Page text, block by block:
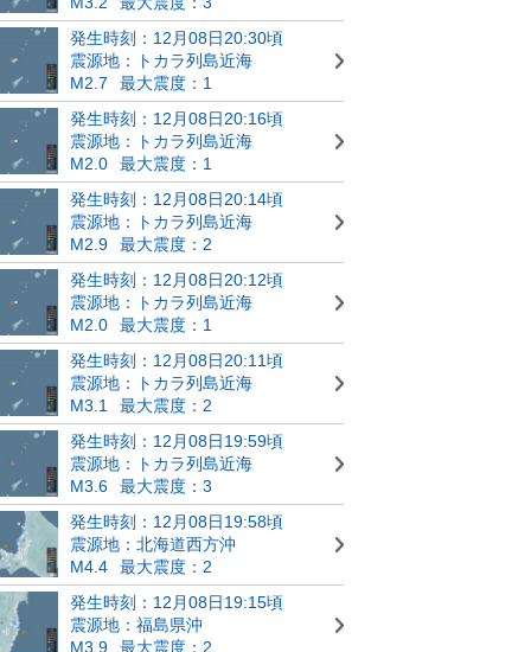
発生時刻：12月08日20:30頃
震源地：トカラ列島近海
M2.7
最大震度：1
発生時刻：12月08日20:16頃
震源地：トカラ列島近海
M2.0
最大震度：1
発生時刻：12月08日20:14頃
震源地：トカラ列島近海
M2.9
最大震度：2
発生時刻：12月08日20:12頃
震源地：トカラ列島近海
M2.0
最大震度：1
発生時刻：12月08日20:11頃
震源地：トカラ列島近海
M3.1
最大震度：2
発生時刻：12月08日19:59頃
震源地：トカラ列島近海
M3.6
最大震度：3
発生時刻：12月08日19:58頃
震源地：北海道西方沖
M4.4
最大震度：2
発生時刻：12月08日19:15頃
震源地：福島県沖
M3.9
最大震度：2